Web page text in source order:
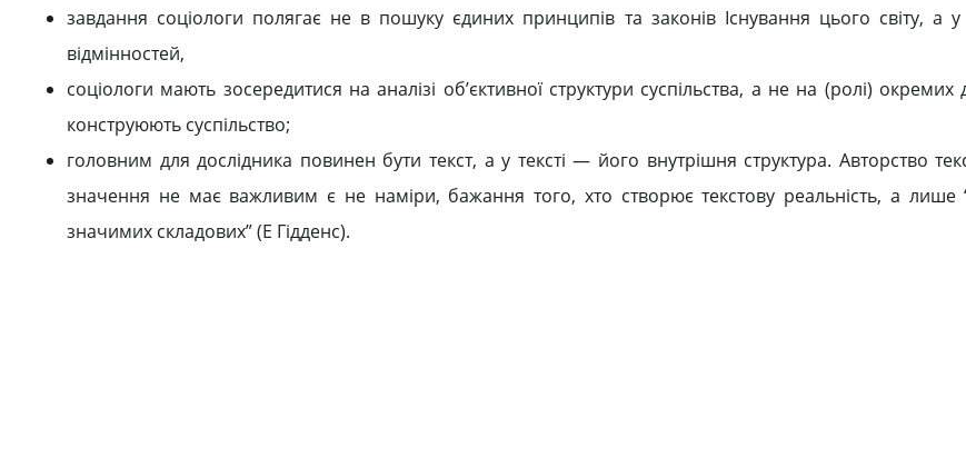
завдання соціологи полягає не в пошуку єдиних принципів та законів Існування цього світу, а
відмінностей,
соціологи мають зосередитися на аналізі об’єктивної структури суспільства, а не на (ролі) окремих
конструюють суспільство;
головним для дослідника повинен бути текст, а у тексті — його внутрішня структура. Авторство
значення не має важливим є не наміри, бажання того, хто створює текстову реальність, а лише
значимих складових” (Е Гідденс).